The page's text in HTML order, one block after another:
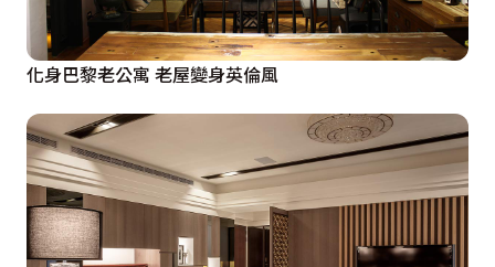
化身巴黎老公寓 老屋變身英倫風